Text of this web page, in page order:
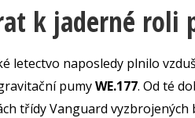
k jaderné roli
letectvo naposledy plnilo
pumyWE.177. Od té
třídy Vanguard